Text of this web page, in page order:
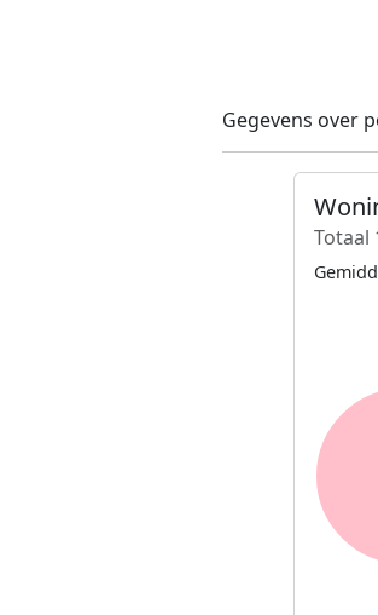
Gegevens over
Totaal